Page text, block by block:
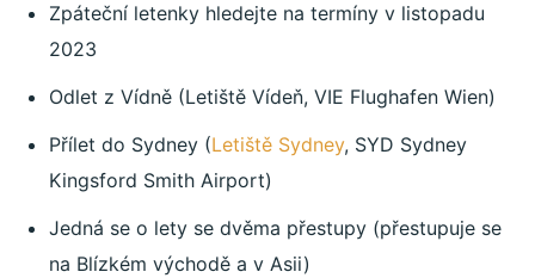
Zpáteční letenky hledejte na termíny v listopadu
2023
Odlet z Vídně (Letiště Vídeň, VIE Flughafen Wien)
Přílet do Sydney (Letiště Sydney, SYD Sydney
Kingsford Smith Airport)
Jedná se o lety se dvěma přestupy (přestupuje se
na Blízkém východě a v Asii)